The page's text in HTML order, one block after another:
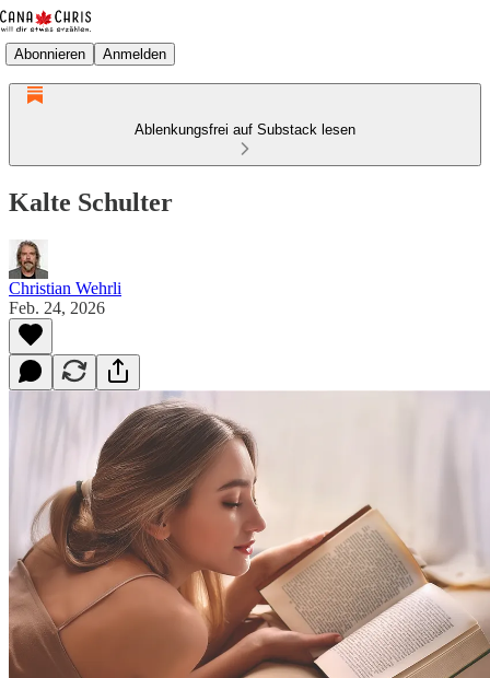
Abonnieren Anmelden
Ablenkungsfrei auf Substack lesen
Kalte Schulter
Christian Wehrli
Feb. 24, 2026